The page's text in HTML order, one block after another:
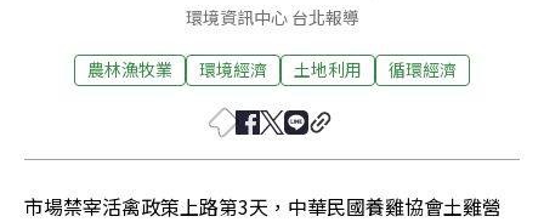
環境資訊中心 台北報導
農林漁牧業 環境經濟 土地利用 循環經濟
市場禁宰活禽政策上路第3天，中華民國養雞協會土雞營